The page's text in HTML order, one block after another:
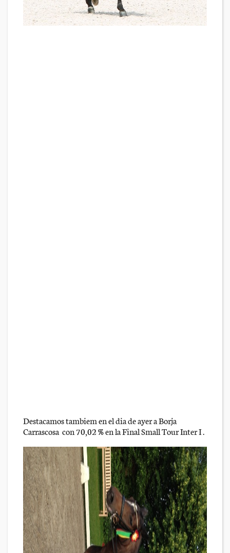
Destacamos tambiem en el dia de ayer a Borja
Carrascosa con 70,02 % en la Final Small Tour Inter I .